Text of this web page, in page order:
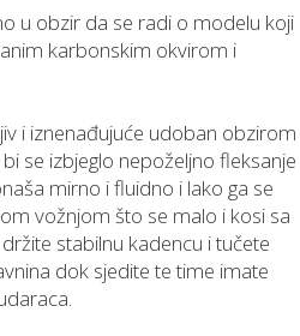
u obzir da se radi o modelu koji
karbonskim okvirom i
i iznenađujuće udoban obzirom
se izbjeglo nepoželjno fleksanje
mirno i fluidno i lako ga se
vožnjom što se malo i kosi sa
stabilnu kadencu i tučete
dok sjedite te time imate